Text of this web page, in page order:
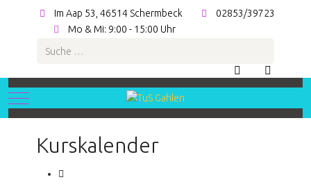
Im Aap 53, 46514 Schermbeck
02853/39723
Mo & Mi: 9:00 - 15:00 Uhr
Suchen
Mobile Menu Toggle
Kurskalender